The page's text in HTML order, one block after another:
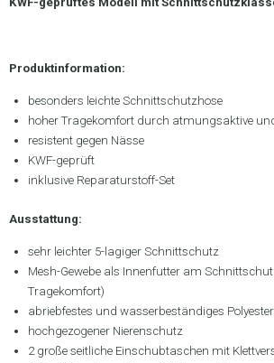
Produktinformation:
besonders leichte Schnittschutzhose
hoher Tragekomfort durch atmungsaktive
resistent gegen Nässe
KWF-geprüft
inklusive Reparaturstoff-Set
Ausstattung:
sehr leichter 5-lagiger Schnittschutz
Mesh-Gewebe als Innenfutter am
Tragekomfort)
abriebfestes und wasserbeständiges
hochgezogener Nierenschutz
2 große seitliche Einschubtaschen mit